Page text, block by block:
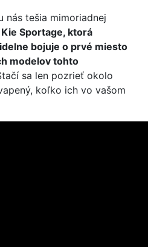
nás tešia mimoriadnej
Sportage, ktorá
bojuje o prvé miesto
modelov tohto
sa len pozrieť okolo
koľko ich vo vašom